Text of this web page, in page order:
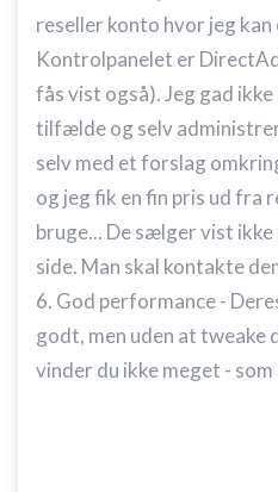
reseller konto hvor jeg
Kontrolpanelet er
fås vist også). Jeg gad
tilfælde og selv
selv med et forslag
og jeg fik en fin pris ud fra
bruge... De sælger vist
side. Man skal kontakte
6. God performance -
godt, men uden at tweake
vinder du ikke meget -